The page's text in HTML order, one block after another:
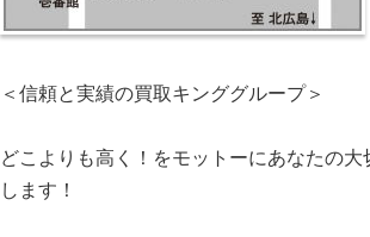
＜信頼と実績の買取キンググループ＞
どこよりも高く！をモットーにあなたの
します！